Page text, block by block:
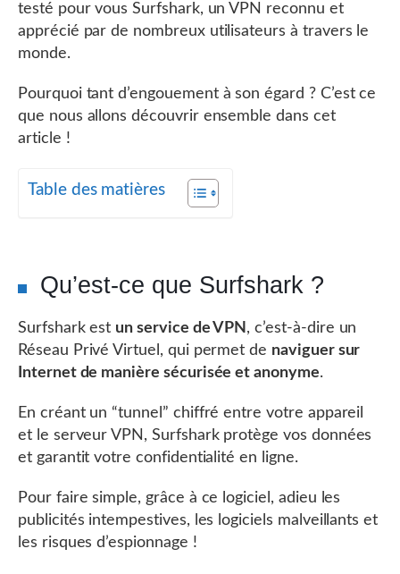
testé pour vous Surfshark, un VPN reconnu et
apprécié par de nombreux utilisateurs à travers le
monde.
Pourquoi tant d’engouement à son égard ? C’est ce
que nous allons découvrir ensemble dans cet
article !
Table des matières
Qu’est-ce que Surfshark ?
Surfshark est un service de VPN , c’est-à-dire un
Réseau Privé Virtuel, qui permet de naviguer sur
Internet de manière sécurisée et anonyme.
En créant un “tunnel” chiffré entre votre appareil
et le serveur VPN, Surfshark protège vos données
et garantit votre confidentialité en ligne.
Pour faire simple, grâce à ce logiciel, adieu les
publicités intempestives, les logiciels malveillants et
les risques d’espionnage !